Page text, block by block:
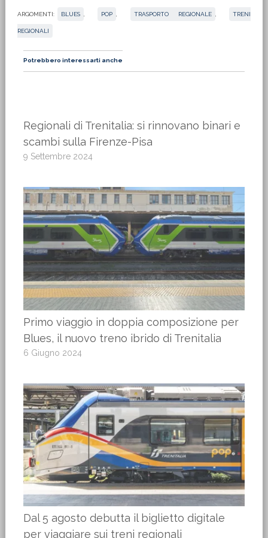
ARGOMENTI: BLUES , POP , TRASPORTO REGIONALE , TRENI
REGIONALI
Potrebbero interessarti anche
Regionali di Trenitalia: si rinnovano binari e
scambi sulla Firenze-Pisa
9 Settembre 2024
Primo viaggio in doppia composizione per
Blues, il nuovo treno ibrido di Trenitalia
6 Giugno 2024
Dal 5 agosto debutta il biglietto digitale
per viaggiare sui treni regionali